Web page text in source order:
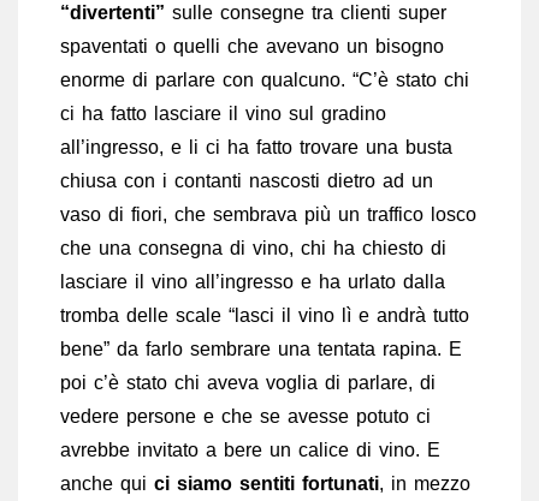
“divertenti” sulle consegne tra clienti super
spaventati o quelli che avevano un bisogno
enorme di parlare con qualcuno. “C’è stato chi
ci ha fatto lasciare il vino sul gradino
all’ingresso, e li ci ha fatto trovare una busta
chiusa con i contanti nascosti dietro ad un
vaso di fiori, che sembrava più un traffico losco
che una consegna di vino, chi ha chiesto di
lasciare il vino all’ingresso e ha urlato dalla
tromba delle scale “lasci il vino lì e andrà tutto
bene” da farlo sembrare una tentata rapina. E
poi c’è stato chi aveva voglia di parlare, di
vedere persone e che se avesse potuto ci
avrebbe invitato a bere un calice di vino. E
anche qui ci siamo sentiti fortunati, in mezzo